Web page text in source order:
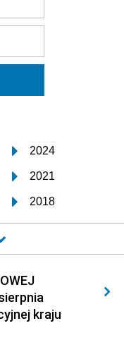
2024
2021
2018
2015
2012
2009
2006
kraju